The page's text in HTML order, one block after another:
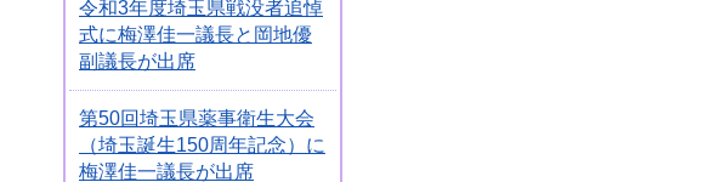
令和3年度埼玉県戦没者追悼
式に梅澤佳一議長と岡地優
副議長が出席
第50回埼玉県薬事衛生大会
（埼玉誕生150周年記念）に
梅澤佳一議長が出席